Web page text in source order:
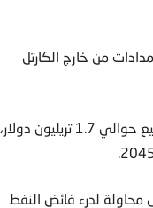
ريستاد إنيرجي أن الإمدادات من خارج الكارتل
ويحتاج قطاع التنقيب والاستخراج استثمارات تقدر بنحو 11.1 تريليون دولار وقطاع التكرير والتصنيع حوالي 1.7 تريليون دولار،
أوبك+، بقيادة السعودية وروسيا، تخفيضات جديدة في الإنتاج بداية عام 2024 في محاولة لدرء فائض النفط